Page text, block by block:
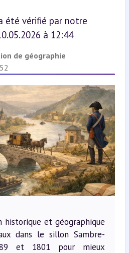
été vérifié par notre
à 12:44
de géographie
historique et géographique
dans le sillon Sambre-
et 1801 pour mieux